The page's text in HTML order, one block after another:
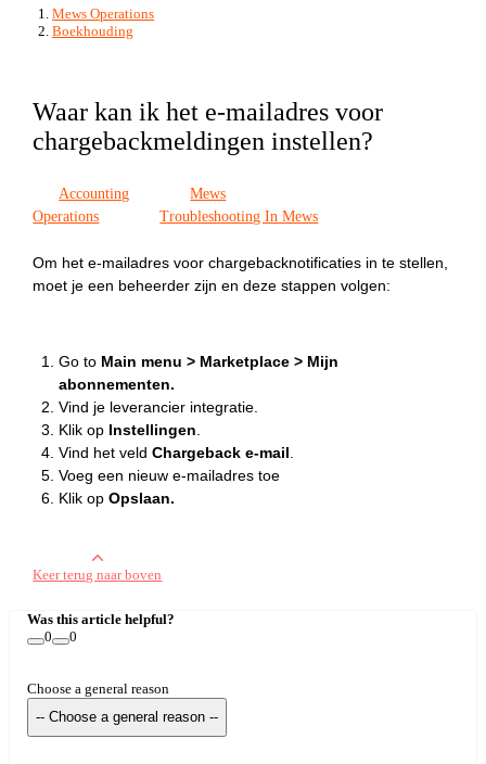
Mews Operations
Boekhouding
Waar kan ik het e-mailadres voor
chargebackmeldingen instellen?
Accounting
Mews
Operations
Troubleshooting In Mews
Om het e-mailadres voor chargebacknotificaties in te stellen,
moet je een beheerder zijn en deze stappen volgen:
Go to Main menu > Marketplace > Mijn
abonnementen.
Vind je leverancier integratie.
Klik op Instellingen
Vind het veldChargeback e-mail
Voeg een nieuw e-mailadres toe
Klik opOpslaan.
Keer terug naar boven
Was this article helpful?
0
0
Choose a general reason
-- Choose a general reason --